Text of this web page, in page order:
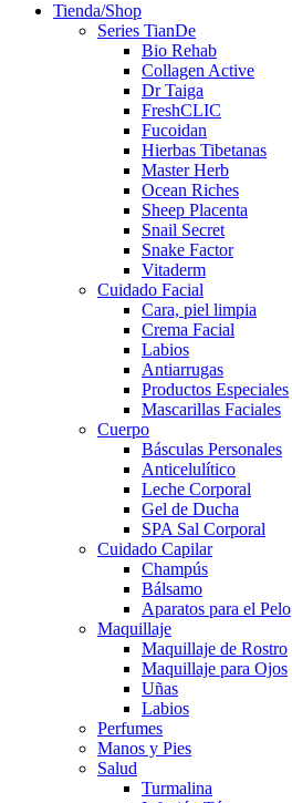
Tienda/Shop
Series TianDe
Bio Rehab
Collagen Active
Dr Taiga
FreshCLIC
Fucoidan
Hierbas Tibetanas
Master Herb
Ocean Riches
Sheep Placenta
Snail Secret
Snake Factor
Vitaderm
Cuidado Facial
Cara, piel limpia
Crema Facial
Labios
Antiarrugas
Productos Especiales
Mascarillas Faciales
Cuerpo
Básculas Personales
Anticelulítico
Leche Corporal
Gel de Ducha
SPA Sal Corporal
Cuidado Capilar
Champús
Bálsamo
Aparatos para el Pelo
Maquillaje
Maquillaje de Rostro
Maquillaje para Ojos
Uñas
Labios
Perfumes
Manos y Pies
Salud
Turmalina